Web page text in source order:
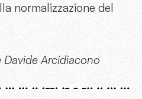
normalizzazione del
Arcidiacono